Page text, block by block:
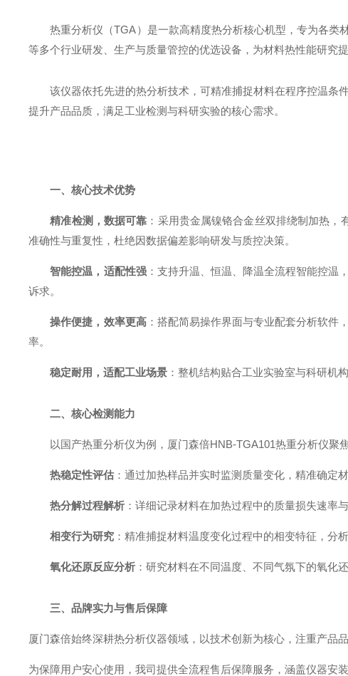
热重分析仪（TGA）是一款高精度热分析核心机型，专为各
等多个行业研发、生产与质量管控的优选设备，为材料热性能研究
该仪器依托先进的热分析技术，可精准捕捉材料在程序控温条
提升产品品质，满足工业检测与科研实验的核心需求。
一、核心技术优势
精准检测，数据可靠 ：采用贵金属镍铬合金丝双排绕制加热
准确性与重复性，杜绝因数据偏差影响研发与质控决策。
智能控温，适配性强：支持升温、恒温、降温全流程智能控温
诉求。
操作便捷，效率更高：搭配简易操作界面与专业配套分析软件
率。
稳定耐用，适配工业场景 ：整机结构贴合工业实验室与科研机
二、核心检测能力
以国产热重分析仪为例，厦门森倍HNB-TGA101热重分析仪聚
热稳定性评估 ：通过加热样品并实时监测质量变化，精准确定
热分解过程解析 ：详细记录材料在加热过程中的质量损失速率
相变行为研究 ：精准捕捉材料温度变化过程中的相变特征，分
氧化还原反应分析 ：研究材料在不同温度、不同气氛下的氧化
三、品牌实力与售后保障
厦门森倍始终深耕热分析仪器领域，以技术创新为核心，注重产品
为保障用户安心使用，我司提供全流程售后保障服务，涵盖仪器安